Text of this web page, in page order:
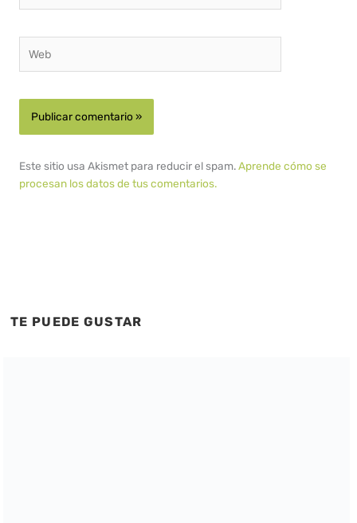
Este sitio usa Akismet para reducir el spam.Aprende cómo se
procesan los datos de tus comentarios.
TE PUEDE GUSTAR